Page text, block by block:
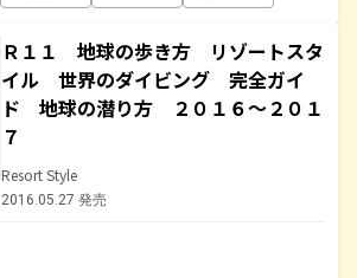
Ｒ１１ 地球の歩き方 リゾートスタ
イル 世界のダイビング 完全ガイ
ド 地球の潜り方 ２０１６～２０１
７
Resort Style
2016.05.27 発売